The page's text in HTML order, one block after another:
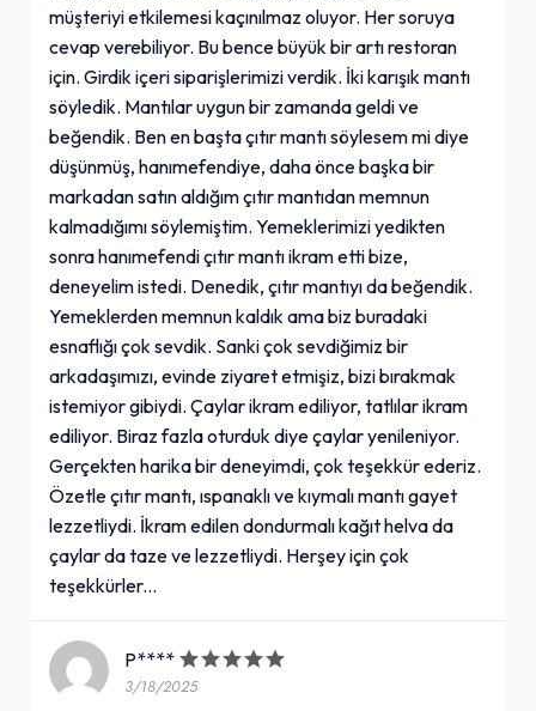
müşteriyi etkilemesi kaçınılmaz oluyor. Her soruya
cevap verebiliyor. Bu bence büyük bir artı restoran
için. Girdik içeri siparişlerimizi verdik. İki karışık mantı
söyledik. Mantılar uygun bir zamanda geldi ve
beğendik. Ben en başta çıtır mantı söylesem mi diye
düşünmüş, hanımefendiye, daha önce başka bir
markadan satın aldığım çıtır mantıdan memnun
kalmadığımı söylemiştim. Yemeklerimizi yedikten
sonra hanımefendi çıtır mantı ikram etti bize,
deneyelim istedi. Denedik, çıtır mantıyı da beğendik.
Yemeklerden memnun kaldık ama biz buradaki
esnaflığı çok sevdik. Sanki çok sevdiğimiz bir
arkadaşımızı, evinde ziyaret etmişiz, bizi bırakmak
istemiyor gibiydi. Çaylar ikram ediliyor, tatlılar ikram
ediliyor. Biraz fazla oturduk diye çaylar yenileniyor.
Gerçekten harika bir deneyimdi, çok teşekkür ederiz.
Özetle çıtır mantı, ıspanaklı ve kıymalı mantı gayet
lezzetliydi. İkram edilen dondurmalı kağıt helva da
çaylar da taze ve lezzetliydi. Herşey için çok
teşekkürler...
P****
3/18/2025